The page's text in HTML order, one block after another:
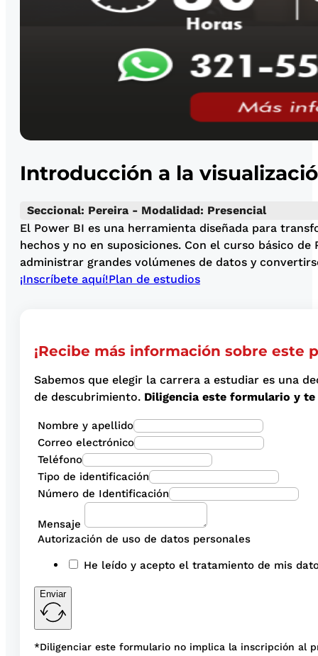
Introducción a la
Seccional: Pereira - Modalidad: Presencial
El Power BI es una herramienta diseñada para
hechos y no en suposiciones. Con el curso básico
administrar grandes volúmenes de datos y
¡Inscríbete aquí!Plan de estudios
¡Recibe más información sobre este
Sabemos que elegir la carrera a estudiar es una
de descubrimiento. Diligencia este formulario y
Nombre y apellido
Correo electrónico
Teléfono
Tipo de identificación
Número de Identificación
Mensaje
Autorización de uso de datos personales
He leído y acepto el tratamiento de mis
Enviar
*Diligenciar este formulario no implica la inscripción al